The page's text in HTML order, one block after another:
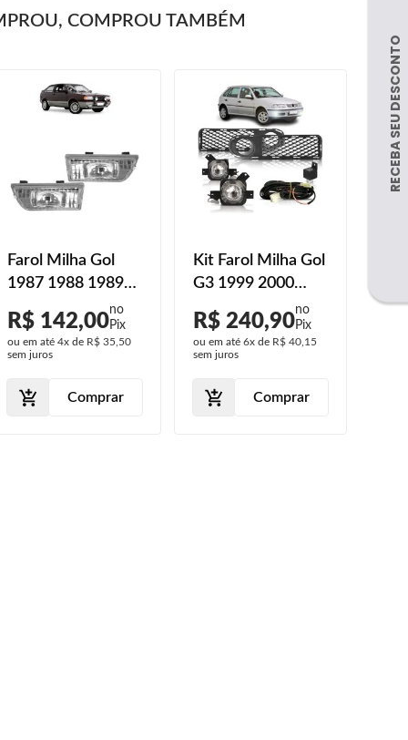
COMPROU TAMBÉM
Farol Milha Gol
1987 1988 1989
1990 1991 1992
1993 1994 1994
R$ 142,00
ou em até 4x de R$ 35,50
sem juros
Comprar
Kit Farol Milha Gol
G3 1999 2000
2001 2002 Fase 1
R$ 240,90
ou em até 6x de R$ 40,15
sem juros
Comprar